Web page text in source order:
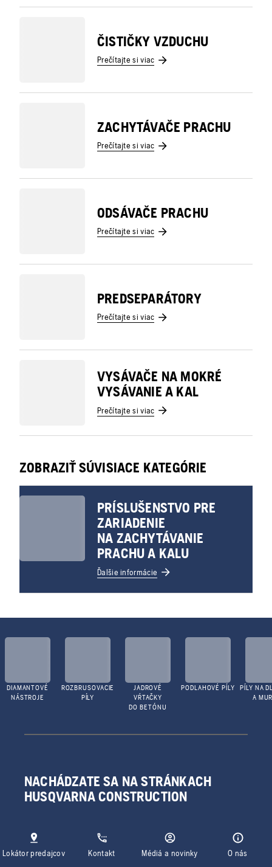
ČISTIČKY VZDUCHU
Prečítajte si viac
ZACHYTÁVAČE PRACHU
Prečítajte si viac
ODSÁVAČE PRACHU
Prečítajte si viac
PREDSEPARÁTORY
Prečítajte si viac
VYSÁVAČE NA MOKRÉ
VYSÁVANIE A KAL
Prečítajte si viac
ZOBRAZIŤ SÚVISIACE KATEGÓRIE
PRÍSLUŠENSTVO PRE
ZARIADENIE
NA ZACHYTÁVANIE
PRACHU A KALU
Ďalšie informácie
DIAMANTOVÉ
NÁSTROJE
ROZBRUSOVACIE
PÍLY
JADROVÉ
VŔTAČKY
DO BETÓNU
PODLAHOVÉ PÍLY
PÍLY NA
A
NACHÁDZATE SA NA STRÁNKACH
HUSQVARNA CONSTRUCTION
Lokátor predajcov Kontakt Médiá a novinky O nás